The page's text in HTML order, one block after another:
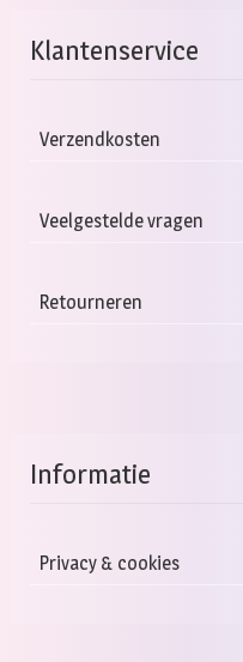
Klantenservice
Verzendkosten
Veelgestelde vragen
Retourneren
Informatie
Privacy & cookies